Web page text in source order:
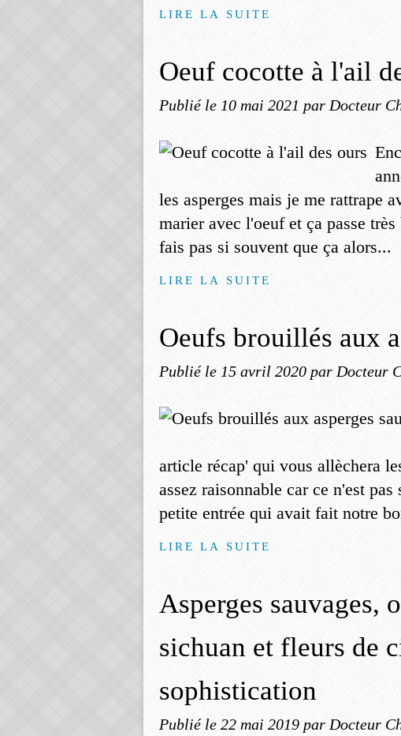
LIRE LA SUITE
Oeuf cocotte à l'ail
Publié le 10 mai 2021 par Docteur
les asperges mais je me rattrape
marier avec l'oeuf et ça passe
fais pas si souvent que ça alors...
LIRE LA SUITE
Oeufs brouillés aux
Publié le 15 avril 2020 par Docteur
article récap' qui vous allèchera
assez raisonnable car ce n'est
petite entrée qui avait fait notre
LIRE LA SUITE
Asperges sauvages,
sichuan et fleurs de
sophistication
Publié le 22 mai 2019 par Docteur